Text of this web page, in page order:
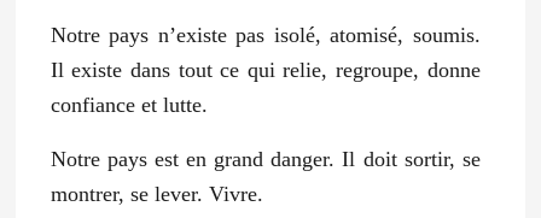
Notre pays n’existe pas isolé, atomisé, soumis.
Il existe dans tout ce qui relie, regroupe, donne
confiance et lutte.
Notre pays est en grand danger. Il doit sortir, se
montrer, se lever. Vivre.